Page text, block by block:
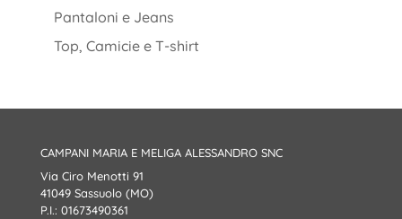
Pantaloni e Jeans
Top, Camicie e T-shirt
CAMPANI MARIA E MELIGA ALESSANDRO SNC
Via Ciro Menotti 91
41049 Sassuolo (MO)
P.I.: 01673490361